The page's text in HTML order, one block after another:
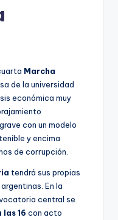
Marcha
de la universidad
económica muy
con un modelo
y encima
de corrupción.
tendrá sus propias
En la
central se
las 16 con acto